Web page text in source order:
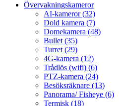
Övervakningskameror
AI-kameror (32)
Dold kamera (7)
Domekamera (48)
Bullet (35)
Turret (29)
4G-kamera (12)
Trådlös (wifi) (6)
PTZ-kamera (24)
Besöksräknare (13)
Panorama/ Fisheye (6)
Termisk (18)